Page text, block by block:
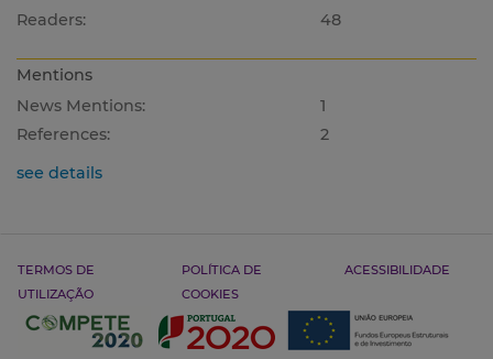
Readers:
48
Mentions
News Mentions:
1
References:
2
see details
TERMOS DE
UTILIZAÇÃO
POLÍTICA DE
COOKIES
ACESSIBILIDADE